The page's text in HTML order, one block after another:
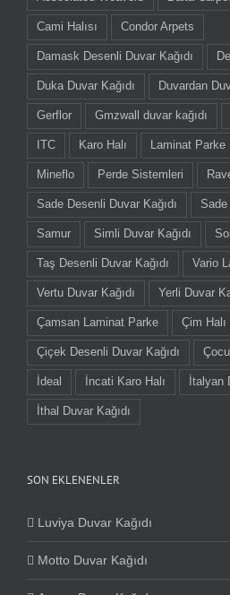
Cami Halısı Condor Arpets
Damask Desenli Duvar Kağıdı
Duka Duvar Kağıdı Duvardan
Gerflor Gmzwall duvar kağıdı
ITC Karo Halı Laminat Parke
Mineflo Perde Sistemleri
Sade Desenli Duvar Kağıdı Sade
Samur Simli Duvar Kağıdı
Taş Desenli Duvar Kağıdı Vario
Vertu Duvar Kağıdı Yerli Duvar
Çamsan Laminat Parke Çim Halı
Çiçek Desenli Duvar Kağıdı
İdeal İncati Karo Halı İtalyan
İthal Duvar Kağıdı
SON EKLENENLER
Luviya Duvar Kağıdı
Motto Duvar Kağıdı